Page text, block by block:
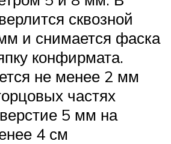
сквозной
и снимается фаска
конфирмата.
не менее 2 мм
частях
5 мм на
4 см